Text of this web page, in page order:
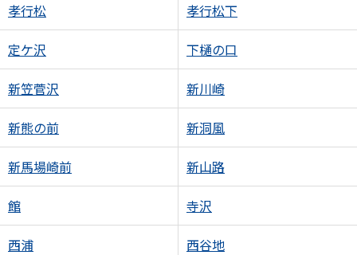
孝行松 孝行松下
定ケ沢 下樋の口
新笠菅沢 新川崎
新熊の前 新洞風
新馬場崎前 新山路
館 寺沢
西浦 西谷地